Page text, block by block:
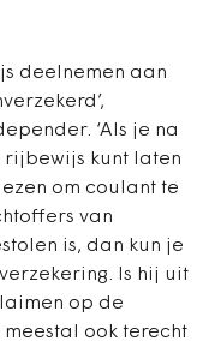
deelnemen aan
‘Als je na
rijbewijs kunt laten
om coulant te
van
is, dan kun je
Is hij uit
op de
ook terecht